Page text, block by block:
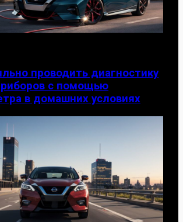
проводить диагностику
с помощью
в домашних условиях